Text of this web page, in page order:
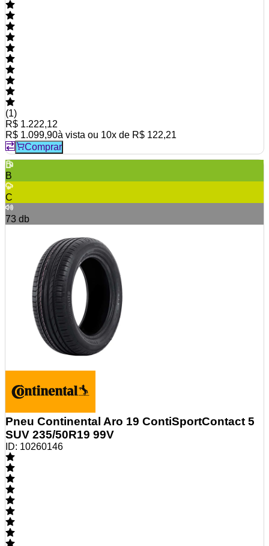
(1)
R$ 1.222,12
R$ 1.099,90à vista ou 10x de R$ 122,21
Comprar
B
C
73 db
Pneu Continental Aro 19 ContiSportContact 5
SUV 235/50R19 99V
ID: 10260146